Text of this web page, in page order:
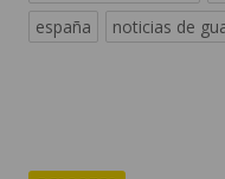
españa
noticias de